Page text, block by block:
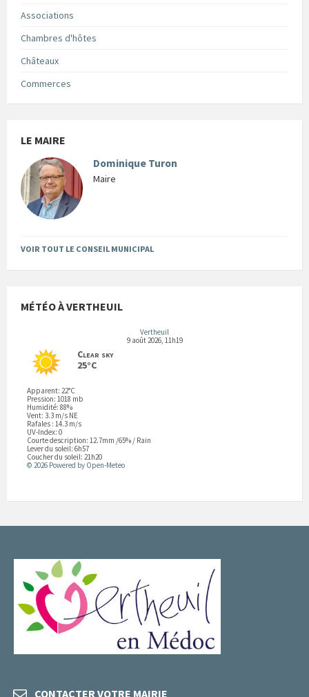
Associations
Chambres d'hôtes
Châteaux
Commerces
LE MAIRE
Dominique Turon
Maire
VOIR TOUT LE CONSEIL MUNICIPAL
MÉTÉO À VERTHEUIL
Vertheuil
9 août 2026, 11h19
Clear sky
25°C
Apparent: 22°C
Pression: 1018 mb
Humidité: 88%
Vent: 3.3 m/s NE
Rafales : 14.3 m/s
UV-Index: 0
Courte description: 12.7mm /65% / Rain
Lever du soleil: 6h57
Coucher du soleil: 21h20
© 2026 Powered by Open-Meteo
CONTACTER VOTRE MAIRIE